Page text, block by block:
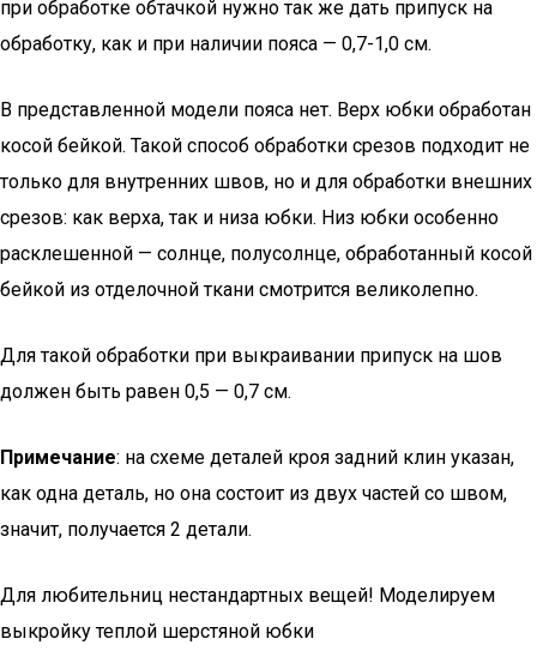
при обработке обтачкой нужно так же дать припуск на
обработку, как и при наличии пояса — 0,7-1,0 см.
В представленной модели пояса нет. Верх юбки обработан
косой бейкой. Такой способ обработки срезов подходит не
только для внутренних швов, но и для обработки внешних
срезов: как верха, так и низа юбки. Низ юбки особенно
расклешенной — солнце, полусолнце, обработанный косой
бейкой из отделочной ткани смотрится великолепно.
Для такой обработки при выкраивании припуск на шов
должен быть равен 0,5 — 0,7 см.
Примечание: на схеме деталей кроя задний клин указан,
как одна деталь, но она состоит из двух частей со швом,
значит, получается 2 детали.
Для любительниц нестандартных вещей! Моделируем
выкройку теплой шерстяной юбки